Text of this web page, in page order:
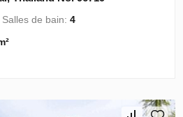
Salles de bain:4